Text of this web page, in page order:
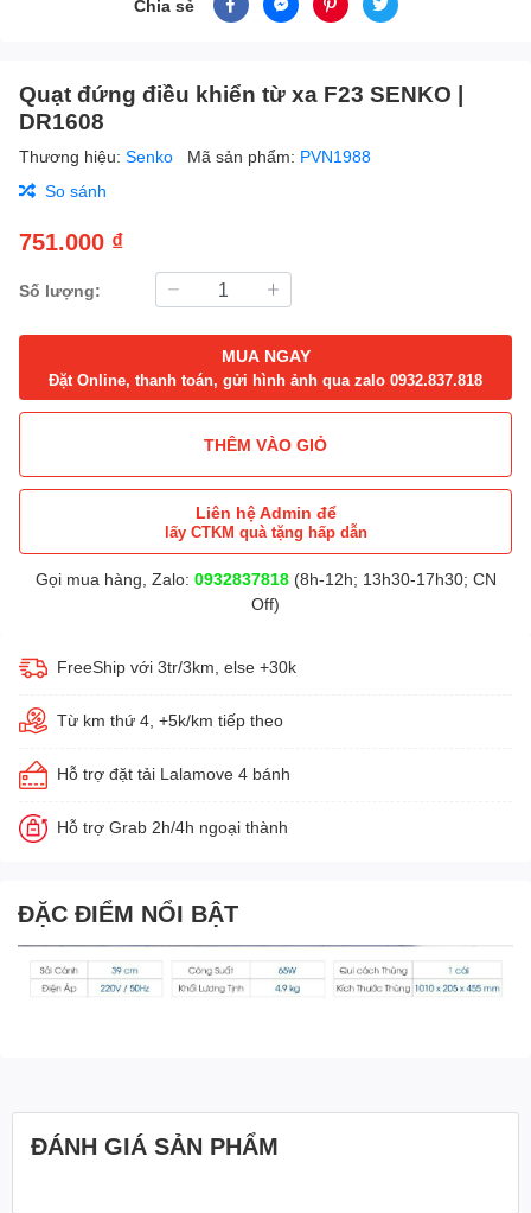
Chia sẻ
Quạt đứng điều khiển từ xa F23 SENKO |
DR1608
Thương hiệu: Senko Mã sản phẩm: PVN1988
So sánh
751.000 ₫
Số lượng:
MUA NGAY
Đặt Online, thanh toán, gửi hình ảnh qua zalo 0932.837.818
THÊM VÀO GIỎ
Liên hệ Admin để
lấy CTKM quà tặng hấp dẫn
Gọi mua hàng, Zalo: 0932837818(8h-12h; 13h30-17h30; CN
Off)
FreeShip với 3tr/3km, else +30k
Từ km thứ 4, +5k/km tiếp theo
Hỗ trợ đặt tải Lalamove 4 bánh
Hỗ trợ Grab 2h/4h ngoại thành
ĐẶC ĐIỂM NỔI BẬT
ĐÁNH GIÁ SẢN PHẨM